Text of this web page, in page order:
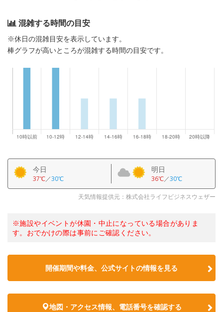
混雑する時間の目安
※休日の混雑目安を表示しています。
棒グラフが高いところが混雑する時間の目安です。
今日
37℃／30℃
明日
36℃／30℃
天気情報提供元：株式会社ライフビジネスウェザー
※施設やイベントが休園・中止になっている場合がありま
す。おでかけの際は事前にご確認ください。
開催期間や料金、公式サイトの情報を見る
地図・アクセス情報、電話番号を確認する